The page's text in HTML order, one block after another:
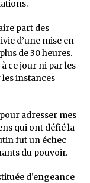
part des
d’une mise en
de 30 heures.
ce jour ni par les
instances
adresser mes
qui ont défié la
fut un échec
du pouvoir.
d’engeance